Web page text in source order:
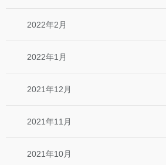
2022年2月
2022年1月
2021年12月
2021年11月
2021年10月